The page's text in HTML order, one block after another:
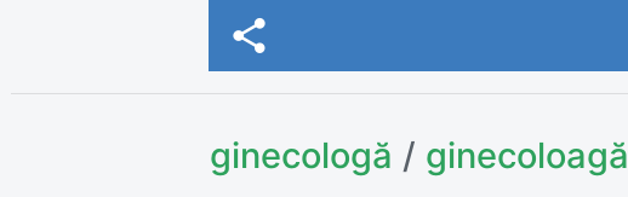
share
ginecologă / ginecoloagă